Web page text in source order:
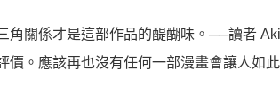
角關係才是這部作品的醍醐味。──讀者
。應該再也沒有任何一部漫畫會讓人如